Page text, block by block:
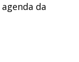
da